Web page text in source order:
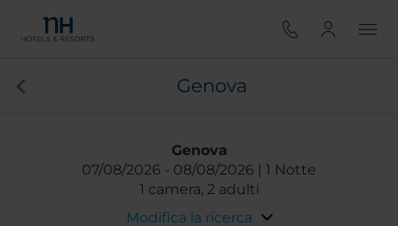
Genova
Genova
07/08/2026
08/08/2026
1 Notte
1 camera, 2 adulti
Modifica la ricerca